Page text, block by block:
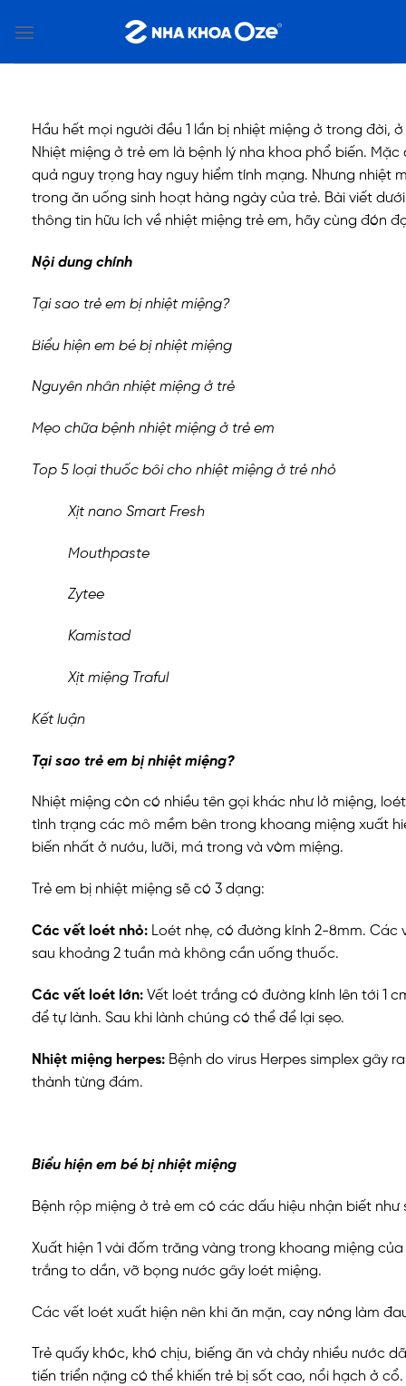
qua
Hầu hết mọi người đều 1 lần bị nhiệt miệng ở trong đời,
Nhiệt miệng ở trẻ em là bệnh lý nha khoa phổ biến.
quả nguy trọng hay nguy hiểm tính mạng. Nhưng nhiệt
trong ăn uống sinh hoạt hàng ngày của trẻ. Bài viết
thông tin hữu ích về nhiệt miệng trẻ em, hãy cùng đón
Nội dung chính
Tại sao trẻ em bị nhiệt miệng?
Biểu hiện em bé bị nhiệt miệng
Nguyên nhân nhiệt miệng ở trẻ
Mẹo chữa bệnh nhiệt miệng ở trẻ em
Top 5 loại thuốc bôi cho nhiệt miệng ở trẻ nhỏ
Xịt nano Smart Fresh
Mouthpaste
Zytee
Kamistad
Xịt miệng Traful
Kết luận
Tại sao trẻ em bị nhiệt miệng?
Nhiệt miệng còn có nhiều tên gọi khác như lở miệng,
tình trạng các mô mềm bên trong khoang miệng xuất
biến nhất ở nướu, lưỡi, má trong và vòm miệng.
Trẻ em bị nhiệt miệng sẽ có 3 dạng:
Các vết loét nhỏ: Loét nhẹ, có đường kính 2-8mm. Các
sau khoảng 2 tuần mà không cần uống thuốc.
Các vết loét lớn: Vết loét trắng có đường kính lên tới 1
để tự lành. Sau khi lành chúng có thể để lại sẹo.
Nhiệt miệng herpes: Bệnh do virus Herpes simplex gây
thành từng đám.
Biểu hiện em bé bị nhiệt miệng
Bệnh rộp miệng ở trẻ em có các dấu hiệu nhận biết như
Xuất hiện 1 vài đốm trăng vàng trong khoang miệng
trắng to dần, vỡ bọng nước gây loét miệng.
Các vết loét xuất hiện nên khi ăn mặn, cay nóng làm
Trẻ quấy khóc, khó chịu, biếng ăn và chảy nhiều nước
tiến triển nặng có thể khiến trẻ bị sốt cao, nổi hạch ở cổ.